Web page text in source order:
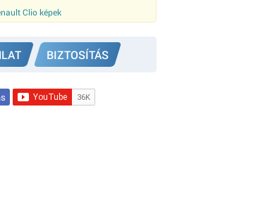
Clio képek
BIZTOSÍTÁS